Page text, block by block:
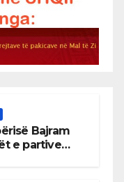
Bajram
e partive